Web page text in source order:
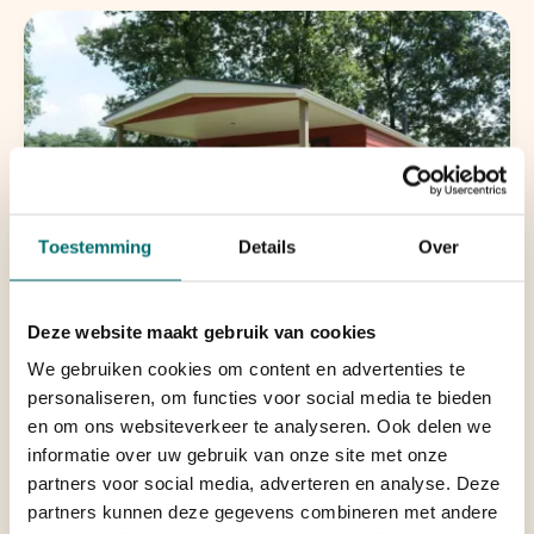
Toestemming Details Over
Deze website maakt gebruik van cookies
We gebruiken cookies om content en advertenties te
personaliseren, om functies voor social media te bieden
en om ons websiteverkeer te analyseren. Ook delen we
informatie over uw gebruik van onze site met onze
partners voor social media, adverteren en analyse. Deze
partners kunnen deze gegevens combineren met andere
Koninklijk Vakantieverblijf
Overdekte veranda
Geschikt voor maximaal 4 personen
Bijzondere ligging op de camping